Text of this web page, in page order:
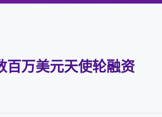
百万美元天使轮融资